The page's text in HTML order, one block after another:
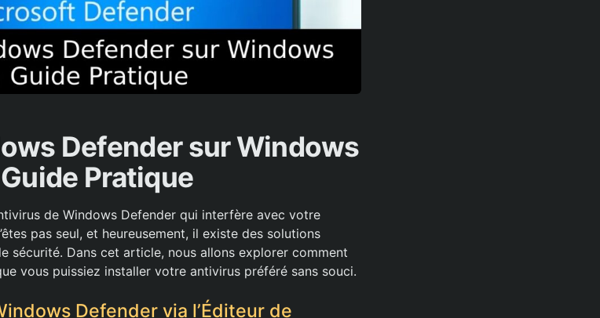
Defender sur Windows
Pratique
de Windows Defender qui interfère avec votre
pas seul, et heureusement, il existe des solutions
sécurité. Dans cet article, nous allons explorer comment
vous puissiez installer votre antivirus préféré sans souci.
Defender via l’Éditeur de